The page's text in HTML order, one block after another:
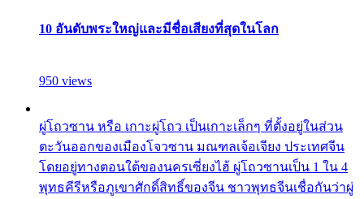
10 อันดับพระใหญ่และมีชื่อเสียงที่สุดในโลก
950 views
ผู่โถวซาน หรือ เกาะผู่โถว เป็นเกาะเล็กๆ ที่ตั้งอยู่ในส่วน
ตะวันออกของเมืองโจวซาน มณฑลเจ้อเจียง ประเทศจีน
โดยอยู่ทางตอนใต้ของนครเซี่ยงไฮ้ ผู่โถวซานเป็น 1 ใน 4
พุทธคีรีหรือภูเขาศักดิ์สิทธิ์ของจีน ชาวพุทธจีนเชื่อกันว่าผู่